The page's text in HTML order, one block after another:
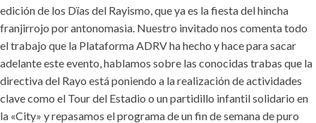
edición de los Dïas del Rayismo, que ya es la fiesta del hincha
franjirrojo por antonomasia. Nuestro invitado nos comenta todo
el trabajo que la Plataforma ADRV ha hecho y hace para sacar
adelante este evento, hablamos sobre las conocidas trabas que la
directiva del Rayo está poniendo a la realización de actividades
clave como el Tour del Estadio o un partidillo infantil solidario en
la «City» y repasamos el programa de un fin de semana de puro